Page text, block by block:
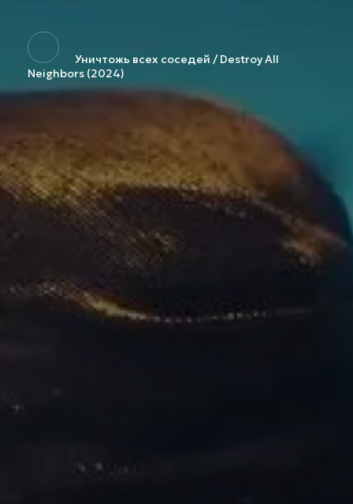
Уничтожь всех соседей / Destroy All
Neighbors (2024)